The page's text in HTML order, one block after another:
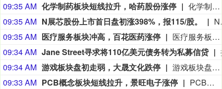
09:35 AM 化学制药板块短线拉升，哈药股份涨停
化学制药板块短线拉升，冀衡医药、哈药股份涨停，永安药业、海南海药、新赣江、津药药业、贝达药业等纷纷走高。
09:35 AM N展芯股份上市首日盘初涨398%，报115/股。
N展
09:35 AM 医疗服务板块冲高，百花医药涨停
医疗服务板块冲高，百花医药涨停，万邦医药、康龙化成、药明康德跟涨。
09:34 AM Jane Street寻求将110亿美元债务转为私募信贷
09:34 AM 游戏板块盘初走弱，大晟文化跌停
游戏板块盘初走弱，大晟文化跌停，任子行、凯撒文化、盛天网络、ST华谊、天舟文化、中电电机等跟跌。
09:33 AM PCB概念板块短线拉升，景旺电子涨停
PCB概念板块短线拉升，景旺电子、依顿电子、宝鼎科技涨停，劲拓股份、杰普特、嘉立创、深南电路、民爆光电等纷纷走高。